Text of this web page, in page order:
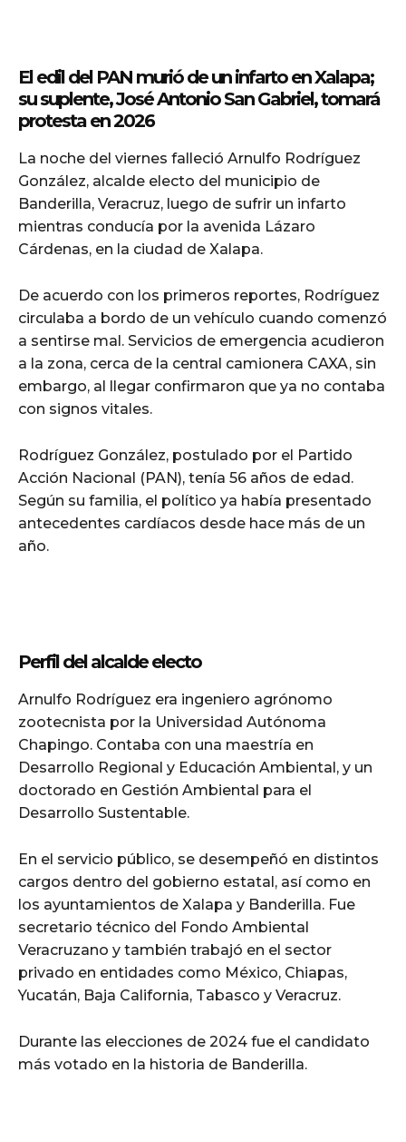
El edil del PAN murió de un infarto en Xalapa;
su suplente, José Antonio San Gabriel, tomará
protesta en 2026
La noche del viernes falleció Arnulfo Rodríguez
González, alcalde electo del municipio de
Banderilla, Veracruz, luego de sufrir un infarto
mientras conducía por la avenida Lázaro
Cárdenas, en la ciudad de Xalapa.
De acuerdo con los primeros reportes, Rodríguez
circulaba a bordo de un vehículo cuando comenzó
a sentirse mal. Servicios de emergencia acudieron
a la zona, cerca de la central camionera CAXA, sin
embargo, al llegar confirmaron que ya no contaba
con signos vitales.
Rodríguez González, postulado por el Partido
Acción Nacional (PAN), tenía 56 años de edad.
Según su familia, el político ya había presentado
antecedentes cardíacos desde hace más de un
año.
Perfil del alcalde electo
Arnulfo Rodríguez era ingeniero agrónomo
zootecnista por la Universidad Autónoma
Chapingo. Contaba con una maestría en
Desarrollo Regional y Educación Ambiental, y un
doctorado en Gestión Ambiental para el
Desarrollo Sustentable.
En el servicio público, se desempeñó en distintos
cargos dentro del gobierno estatal, así como en
los ayuntamientos de Xalapa y Banderilla. Fue
secretario técnico del Fondo Ambiental
Veracruzano y también trabajó en el sector
privado en entidades como México, Chiapas,
Yucatán, Baja California, Tabasco y Veracruz.
Durante las elecciones de 2024 fue el candidato
más votado en la historia de Banderilla.